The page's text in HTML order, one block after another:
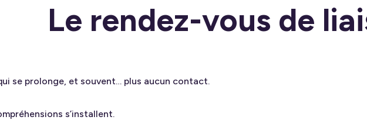
Le rendez-vous de
se prolonge, et souvent… plus aucun contact.
s’installent.